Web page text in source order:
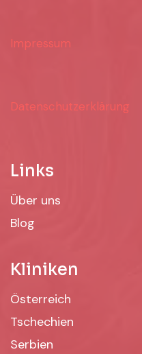
Impressum
Datenschutzerklärung
Links
Über uns
Blog
Kliniken
Österreich
Tschechien
Serbien